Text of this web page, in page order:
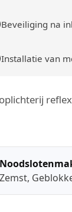
Beveiliging na
Installatie van
Zemst,